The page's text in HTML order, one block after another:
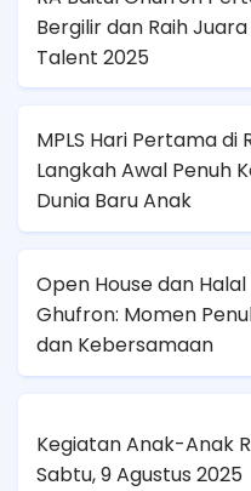
Bergilir dan Raih
Talent 2025
MPLS Hari Pertama di
Langkah Awal Penuh
Dunia Baru Anak
Open House dan Halal
Ghufron: Momen
dan Kebersamaan
Kegiatan Anak-Anak
Sabtu, 9 Agustus 2025